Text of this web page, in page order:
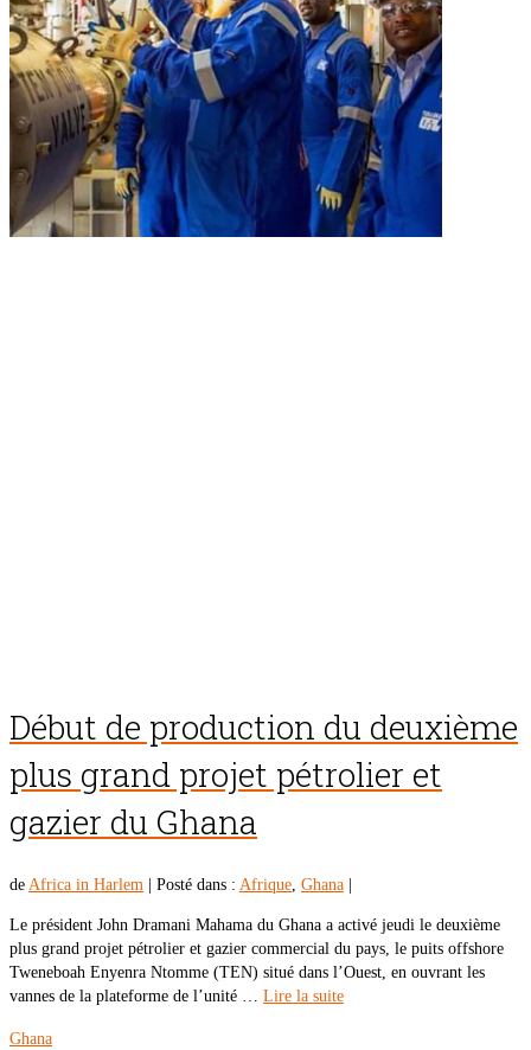
Début de production du deuxième
plus grand projet pétrolier et
gazier du Ghana
de Africa in Harlem Posté dans : Afrique, Ghana
Le président John Dramani Mahama du Ghana a activé jeudi le deuxième
plus grand projet pétrolier et gazier commercial du pays, le puits offshore
Tweneboah Enyenra Ntomme (TEN) situé dans l’Ouest, en ouvrant les
vannes de la plateforme de l’unité … Lire la suite
Ghana